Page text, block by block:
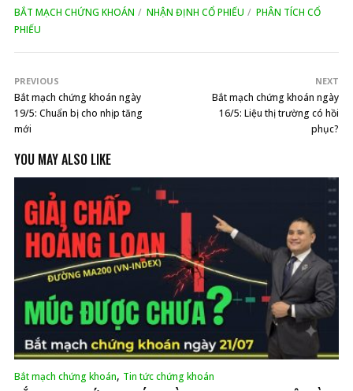
BẮT MẠCH CHỨNG KHOÁN NHẬN ĐỊNH CỔ PHIẾU
PHÂN TÍCH CỔ
PHIẾU
PREVIOUS
Bắt mạch chứng khoán ngày
19/5: Chuẩn bị cho nhịp tăng
mới
NEXT
Bắt mạch chứng khoán ngày
16/5: Liệu thị trường có hồi
phục?
YOU MAY ALSO LIKE
Bắt mạch chứng khoán, Tin tức chứng khoán